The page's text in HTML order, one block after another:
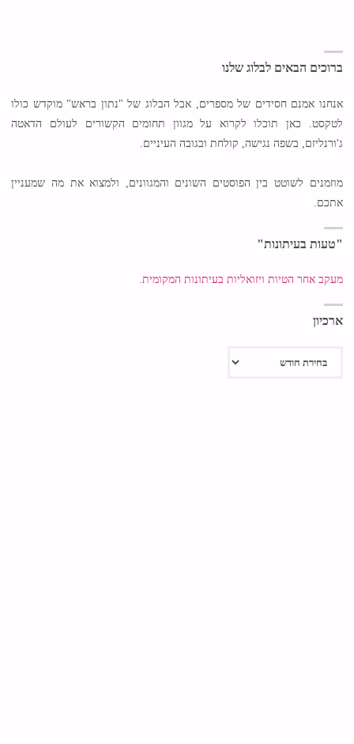
עסקאות
הנשק
של
ברוכים הבאים לבלוג שלנו
אנחנו אמנם חסידים של מספרים, אבל הבלוג של "נתון בראש" מוקדש כולו
לטקסט. כאן תוכלו לקרוא על מגוון תחומים הקשורים לעולם הדאטה
ג'ורנליזם, בשפה נגישה, קולחת ובגובה העיניים.
מוזמנים לשוטט בין הפוסטים השונים והמגוונים, ולמצוא את מה שמעניין
אתכם.
"טעות בעיתונות"
מעקב אחר הטיות ויזואליות בעיתונות המקומית.
ארכיון